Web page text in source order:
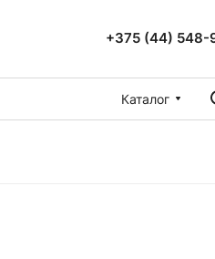
+375 (44) 548-
Каталог